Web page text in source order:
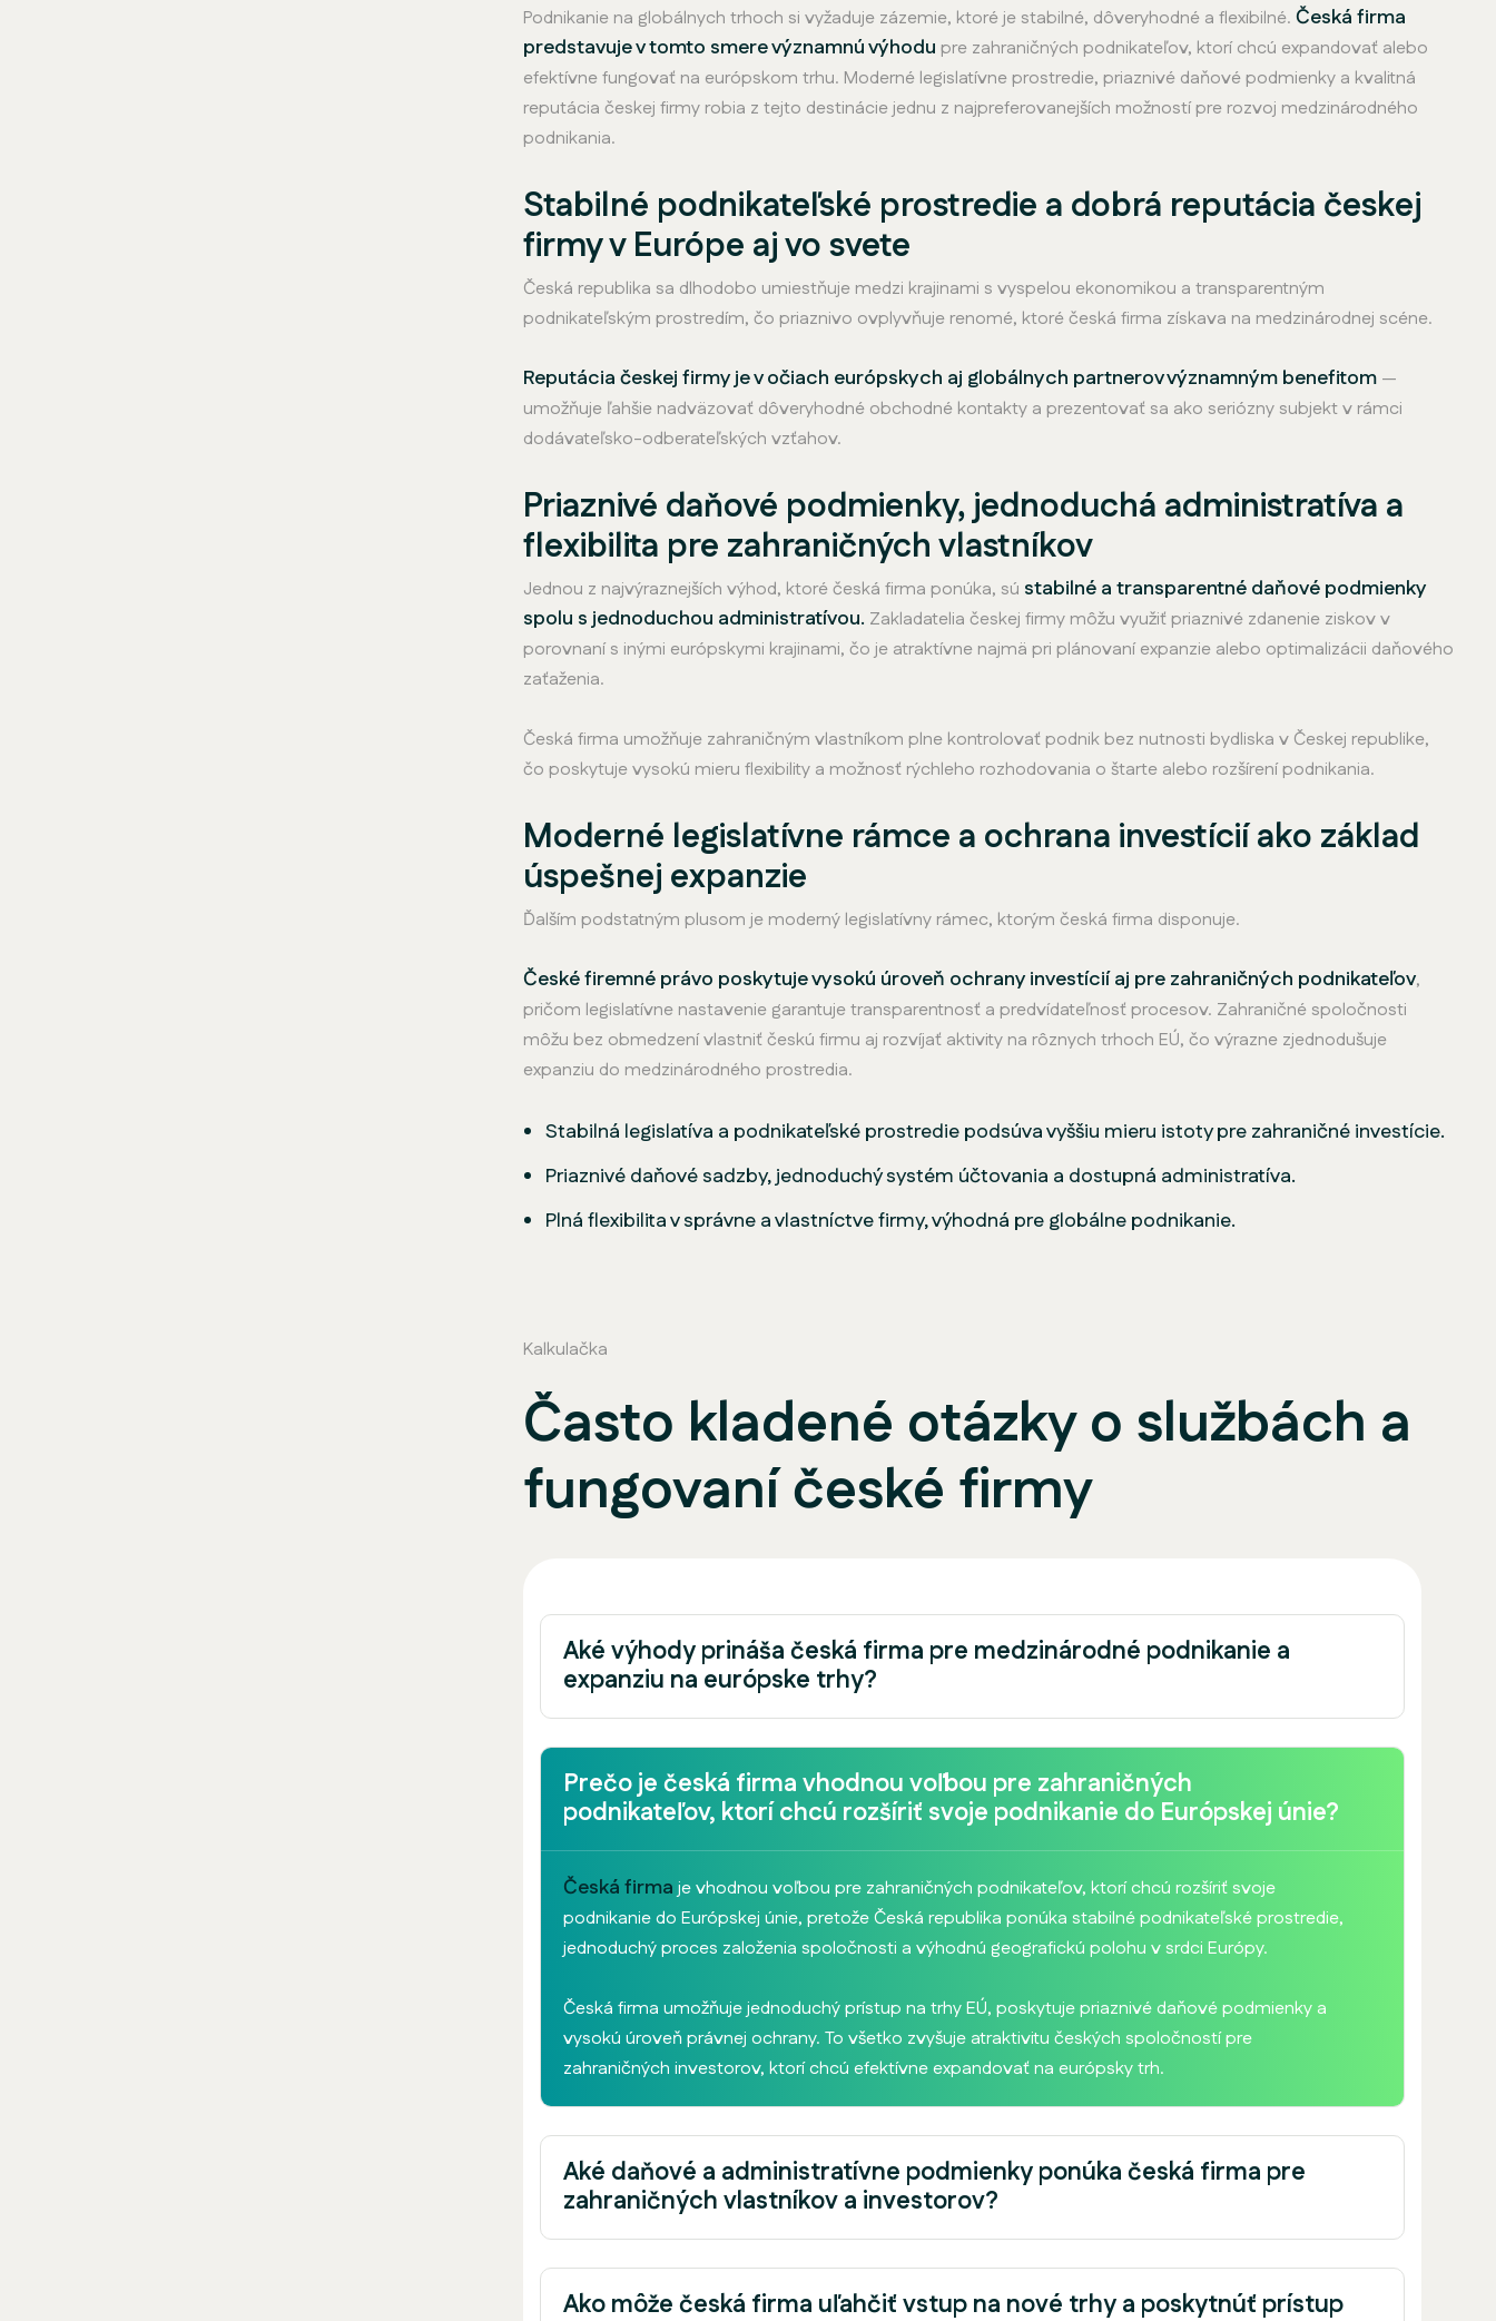
Podnikanie na globálnych trhoch si vyžaduje zázemie, ktoré je stabilné, dôveryhodné a flexibilné.Česká firma
predstavuje v tomto smere významnú výhodu pre zahraničných podnikateľov, ktorí chcú expandovať alebo
efektívne fungovať na európskom trhu. Moderné legislatívne prostredie, priaznivé daňové podmienky a kvalitná
reputácia českej firmy robia z tejto destinácie jednu z najpreferovanejších možností pre rozvoj medzinárodného
podnikania.
Stabilné podnikateľské prostredie a dobrá reputácia českej
firmy v Európe aj vo svete
Česká republika sa dlhodobo umiestňuje medzi krajinami s vyspelou ekonomikou a transparentným
podnikateľským prostredím, čo priaznivo ovplyvňuje renomé, ktoré česká firma získava na medzinárodnej scéne.
Reputácia českej firmy je v očiach európskych aj globálnych partnerov významným benefitom —
umožňuje ľahšie nadväzovať dôveryhodné obchodné kontakty a prezentovať sa ako seriózny subjekt v rámci
dodávateľsko-odberateľských vzťahov.
Priaznivé daňové podmienky, jednoduchá administratíva a
flexibilita pre zahraničných vlastníkov
Jednou z najvýraznejších výhod, ktoré česká firma ponúka, sú stabilné a transparentné daňové podmienky
spolu s jednoduchou administratívou. Zakladatelia českej firmy môžu využiť priaznivé zdanenie ziskov v
porovnaní s inými európskymi krajinami, čo je atraktívne najmä pri plánovaní expanzie alebo optimalizácii daňového
zaťaženia.
Česká firma umožňuje zahraničným vlastníkom plne kontrolovať podnik bez nutnosti bydliska v Českej republike,
čo poskytuje vysokú mieru flexibility a možnosť rýchleho rozhodovania o štarte alebo rozšírení podnikania.
Moderné legislatívne rámce a ochrana investícií ako základ
úspešnej expanzie
Ďalším podstatným plusom je moderný legislatívny rámec, ktorým česká firma disponuje.
České firemné právo poskytuje vysokú úroveň ochrany investícií aj pre zahraničných podnikateľov,
pričom legislatívne nastavenie garantuje transparentnosť a predvídateľnosť procesov. Zahraničné spoločnosti
môžu bez obmedzení vlastniť českú firmu aj rozvíjať aktivity na rôznych trhoch EÚ, čo výrazne zjednodušuje
expanziu do medzinárodného prostredia.
Stabilná legislatíva a podnikateľské prostredie podsúva vyššiu mieru istoty pre zahraničné investície.
Priaznivé daňové sadzby, jednoduchý systém účtovania a dostupná administratíva.
Plná flexibilita v správne a vlastníctve firmy, výhodná pre globálne podnikanie.
Kalkulačka
Často kladené otázky o službách a
fungovaní české firmy
Aké výhody prináša česká firma pre medzinárodné podnikanie a
expanziu na európske trhy?
Prečo je česká firma vhodnou voľbou pre zahraničných
podnikateľov, ktorí chcú rozšíriť svoje podnikanie do Európskej únie?
Česká firma je vhodnou voľbou pre zahraničných podnikateľov, ktorí chcú rozšíriť svoje
podnikanie do Európskej únie, pretože Česká republika ponúka stabilné podnikateľské prostredie,
jednoduchý proces založenia spoločnosti a výhodnú geografickú polohu v srdci Európy.
Česká firma umožňuje jednoduchý prístup na trhy EÚ, poskytuje priaznivé daňové podmienky a
vysokú úroveň právnej ochrany. To všetko zvyšuje atraktivitu českých spoločností pre
zahraničných investorov, ktorí chcú efektívne expandovať na európsky trh.
Aké daňové a administratívne podmienky ponúka česká firma pre
zahraničných vlastníkov a investorov?
Ako môže česká firma uľahčiť vstup na nové trhy a poskytnúť prístup